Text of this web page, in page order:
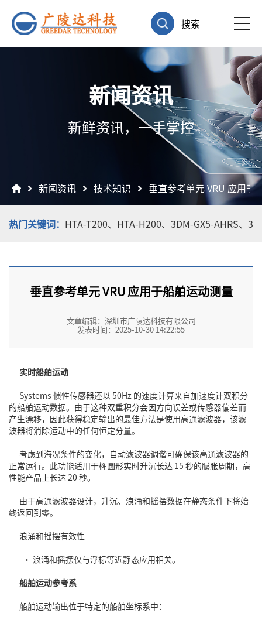
搜索
新闻资讯
新鲜资讯，一手掌控
新闻资讯 技术知识 垂直参考单元 VRU 应用于
热门关键词： HTA-T200、 HTA-H200、 3DM-GX5-AHRS、
垂直参考单元 VRU 应用于船舶运动测量
文章编辑：深圳市广陵达科技有限公司
发表时间：2025-10-30 14:22:55
实时船舶运动
Systems 惯性传感器还以 50Hz 的速度计算来自加速度计双积分
的船舶运动数据。由于这种双重积分会因方向误差或传感器偏差而
产生漂移，因此获得稳定输出的最佳方法是使用高通滤波器，该滤
波器将消除运动中的任何恒定分量。
考虑到海况条件的变化，自动滤波器调谐可确保该高通滤波器的
正常运行。此功能适用于椭圆形实时升沉长达 15 秒的膨胀周期，高
性能产品上长达 20 秒。
由于高通滤波器设计，升沉、浪涌和摇摆数据在静态条件下将始
终返回到零。
浪涌和摇摆有效性
• 浪涌和摇摆仅与浮标等近静态应用相关。
船舶运动参考系
船舶运动输出位于特定的船舶坐标系中：